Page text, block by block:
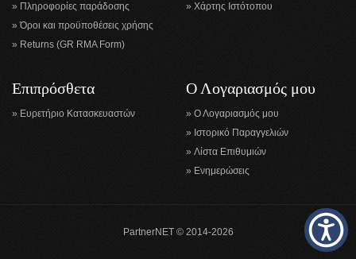
Πληροφορίες παράδοσης
Όροι και προϋποθέσεις χρήσης
Returns (GR RMA Form)
Χάρτης Ιστότοπου
Επιπρόσθετα
Ευρετήριο Κατασκευαστών
Ο Λογαριασμός μου
Ο Λογαριασμός μου
Ιστορικό Παραγγελιών
Λίστα Επιθυμιών
Ενημερώσεις
PartnerNET © 2014-2026